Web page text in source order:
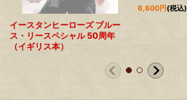
イースタンヒーローズ ブルー
ス・リースペシャル 50周年
（イギリス本）
6,600円(税込)